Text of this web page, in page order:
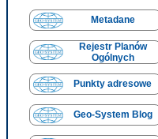
Metadane
Rejestr Planów
Ogólnych
Punkty adresowe
Geo-System Blog